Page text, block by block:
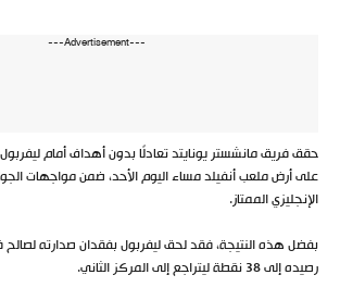
---Advertisement---
حقق فريق مانشستر يونايتد تعادلًا بدون أهداف أمام
الإنجليزي الممتاز.
بفضل هذه النتيجة، فقد لحق ليفربول بفقدان صدارته لصالح
رصيده إلى 38 نقطة ليتراجع إلى المركز الثاني.